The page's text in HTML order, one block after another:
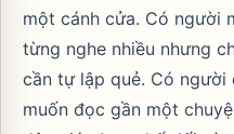
một cánh cửa. Có người
từng nghe nhiều nhưng
cần tự lập quẻ. Có người
muốn đọc gần một